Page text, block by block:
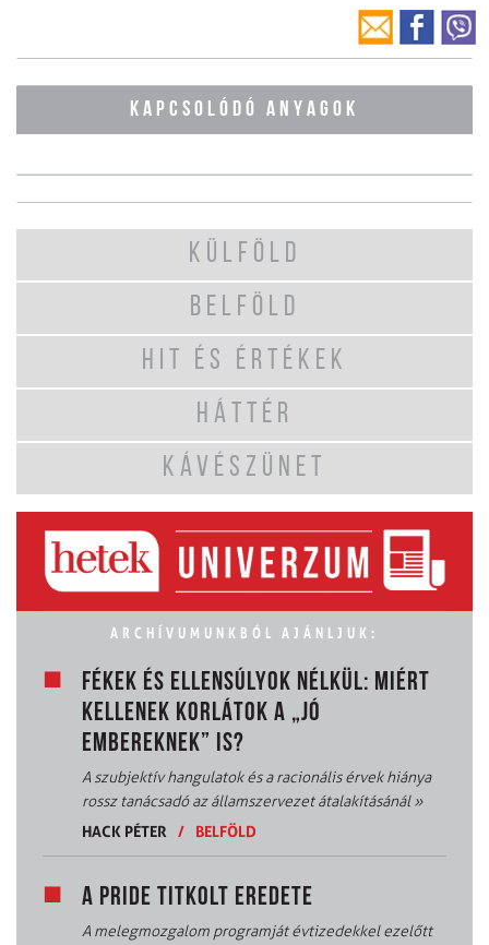
KAPCSOLÓDÓ ANYAGOK
KÜLFÖLD
BELFÖLD
HIT ÉS ÉRTÉKEK
HÁTTÉR
KÁVÉSZÜNET
ARCHÍVUMUNKBÓL AJÁNLJUK:
FÉKEK ÉS ELLENSÚLYOK NÉLKÜL: MIÉRT
KELLENEK KORLÁTOK A „JÓ
EMBEREKNEK” IS?
A szubjektív hangulatok és a racionális érvek hiánya
rossz tanácsadó az államszervezet átalakításánál»
HACK PÉTER
/ BELFÖLD
A PRIDE TITKOLT EREDETE
A melegmozgalom programját évtizedekkel ezelőtt